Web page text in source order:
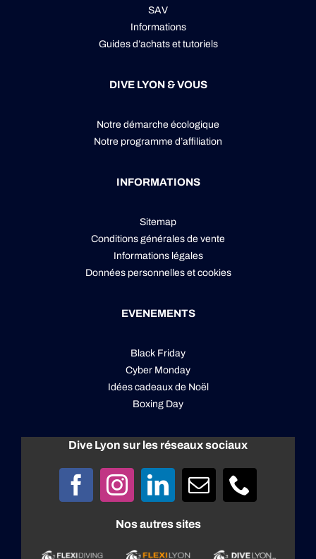
SAV
Informations
Guides d’achats et tutoriels
DIVE LYON & VOUS
Notre démarche écologique
Notre programme d’affiliation
INFORMATIONS
Sitemap
Conditions générales de vente
Informations légales
Données personnelleset cookies
EVENEMENTS
Black Friday
Cyber Monday
Idées cadeaux de Noël
Boxing Day
Dive Lyon sur les réseaux sociaux
Nos autres sites